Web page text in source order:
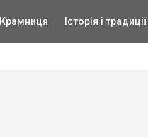
Крамниця Історія і традиції